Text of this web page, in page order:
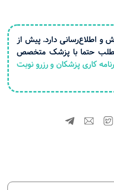
و اطلاع‌رسانی دارد. پیش از
مطلب حتما با پزشک متخصص
کاری پزشکان و رزرو نوبت